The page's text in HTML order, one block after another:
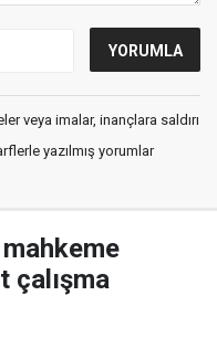
veya imalar, inançlara saldırı
yazılmış yorumlar
mahkeme
çalışma